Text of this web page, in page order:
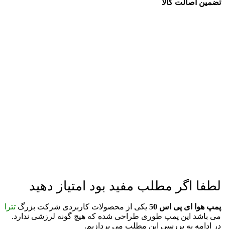
تضمین اصالت کالا
لطفا اگر مطلب مفید بود امتیاز دهید
پمپ هوا ای پی اس 50 یکی از محصولات کاربردی شرکت بزرگ تترا
می باشد این پمپ طوری طراحی شده که هیچ گونه لرزشی ندارد.
در ادامه به بررسی این مطلب می پردازیم.